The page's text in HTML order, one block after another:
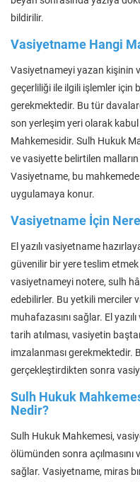
bildirilir.
Vasiyetname Hangi
Vasiyetnameyi yazan kişinin
geçerliliği ile ilgili işlemler için
gerekmektedir. Bu tür
son yerleşim yeri olarak
Mahkemesidir. Sulh Hukuk
ve vasiyette belirtilen malların
Vasiyetname, bu
uygulamaya konur.
Vasiyetname İçin
El yazılı vasiyetname
güvenilir bir yere teslim
vasiyetnameyi notere, sulh
edebilirler. Bu yetkili merciler
muhafazasını sağlar. El
tarih atılması, vasiyetin
imzalanması gerekmektedir.
gerçekleştirdikten sonra
Sulh Hukuk
Nedir?
Sulh Hukuk Mahkemesi,
ölümünden sonra açılmasını
sağlar. Vasiyetname, miras